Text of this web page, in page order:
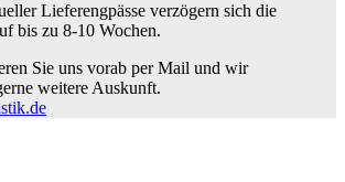
Lieferengpässe verzögern sich die
bis zu 8-10 Wochen.
Sie uns vorab per Mail und wir
weitere Auskunft.